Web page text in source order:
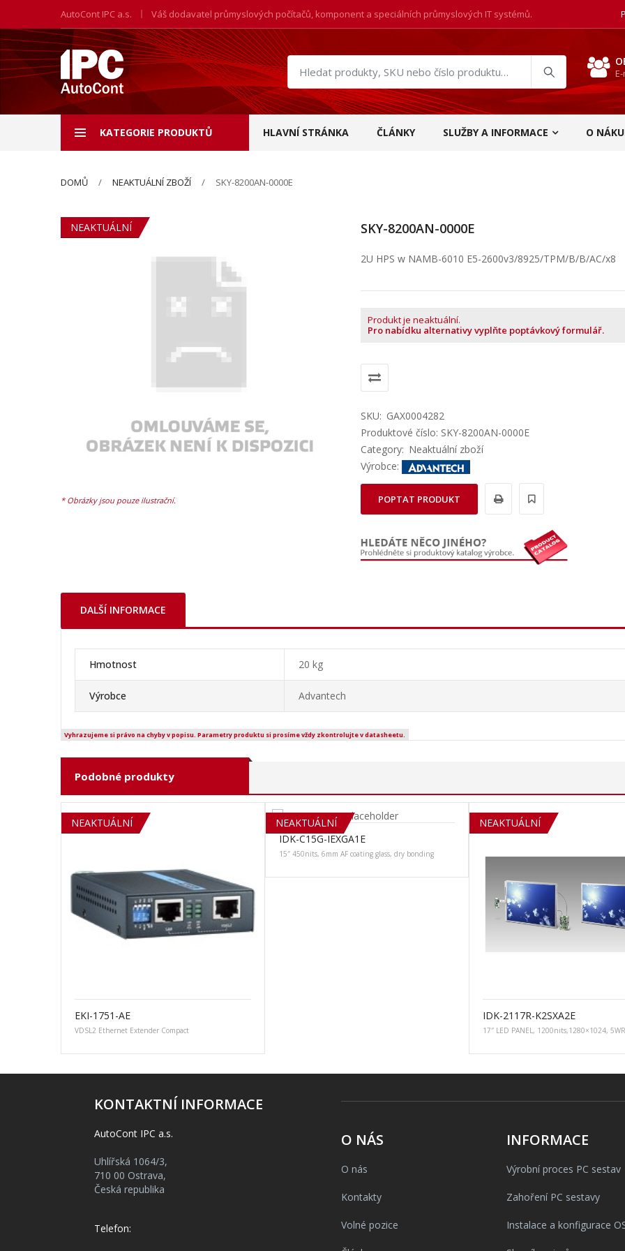
AutoCont IPC a.s. Váš dodavatel průmyslových počítačů, komponent a speciálních průmyslových IT systémů.
Hledat
produkty
KATEGORIE PRODUKTŮ HLAVNÍ STRÁNKA ČLÁNKY SLUŽBY A INFORMACE O
DOMŮ NEAKTUÁLNÍ ZBOŽÍ SKY-8200AN-0000E
NEAKTUÁLNÍ SKY-8200AN-0000E
2U HPS w NAMB-6010 E5-2600v3/8925/TPM/B/B/AC/x8
Produkt je neaktuální.
Pro nabídku alternativy vyplňte poptávkový formulář.
SKU: GAX0004282
Produktové číslo: SKY-8200AN-0000E
Category: Neaktuální zboží
Výrobce:
POPTAT PRODUKT
DALŠÍ INFORMACE
Hmotnost 20 kg
Výrobce Advantech
Vyhrazujeme si právo na chyby v popisu. Parametry produktu si prosíme vždy zkontrolujte v datasheetu.
Podobné produkty
SOLD OUT
NEAKTUÁLNÍ
EKI-1751-AE
VDSL2 Ethernet Extender Compact
NEAKTUÁLNÍ
IDK-C15G-IEXGA1E
15″ 450nits, 6mm AF coating glass, dry bonding
NEAKTUÁLNÍ
IDK-2117R-K2SXA2E
17″ LED PANEL, 1200nits,1280×1024, 5WR
KONTAKTNÍ INFORMACE
AutoCont IPC a.s.
Uhlířská 1064/3,
710 00 Ostrava,
Česká republika
Telefon:
O NÁS
O nás
Kontakty
Volné pozice
INFORMACE
Výrobní proces PC sestav
Zahoření PC sestavy
Instalace a konfigurace